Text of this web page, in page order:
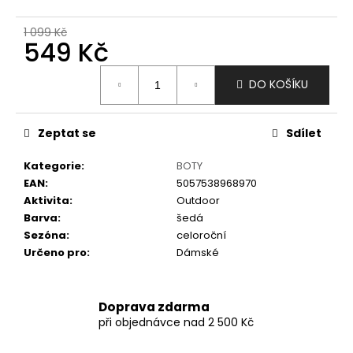
1 099 Kč
549 Kč
DO KOŠÍKU
Kategorie:
BOTY
EAN:
5057538968970
Aktivita:
Outdoor
Barva:
šedá
Sezóna:
celoroční
Určeno pro: Dámské
Zeptat se Sdílet
Doprava zdarma
při objednávce nad 2 500 Kč
u